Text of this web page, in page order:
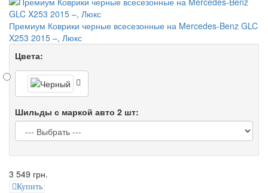
Премиум Коврики черные всесезонные на Mercedes-Benz GLC
X253 2015 –, Люкс
Цвета:
Шильды с маркой авто 2 шт:
3 549 грн.
Купить